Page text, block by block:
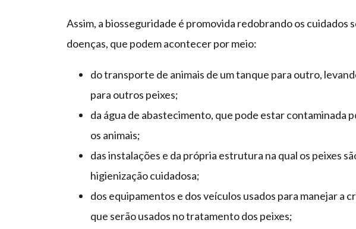
Assim, a biosseguridade é promovida redobrando os cuidados
doenças, que podem acontecer por meio:
do transporte de animais de um tanque para outro,
para outros peixes;
da água de abastecimento, que pode estar contaminada
os animais;
das instalações e da própria estrutura na qual os peixes
higienização cuidadosa;
dos equipamentos e dos veículos usados para manejar a
que serão usados no tratamento dos peixes;